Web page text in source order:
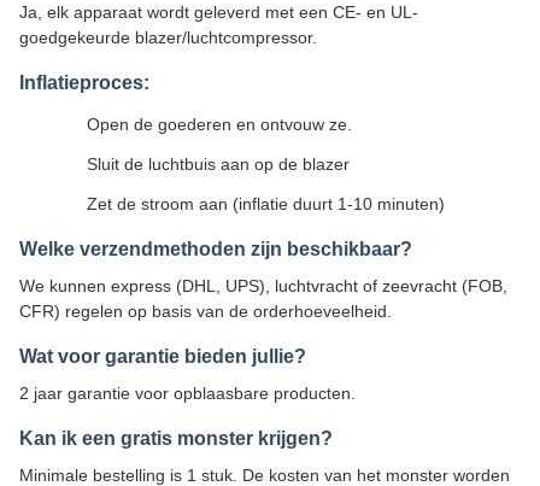
Ja, elk apparaat wordt geleverd met een CE- en UL-
goedgekeurde blazer/luchtcompressor.
Inflatieproces:
Open de goederen en ontvouw ze.
Sluit de luchtbuis aan op de blazer
Zet de stroom aan (inflatie duurt 1-10 minuten)
Welke verzendmethoden zijn beschikbaar?
We kunnen express (DHL, UPS), luchtvracht of zeevracht (FOB,
CFR) regelen op basis van de orderhoeveelheid.
Wat voor garantie bieden jullie?
2 jaar garantie voor opblaasbare producten.
Kan ik een gratis monster krijgen?
Minimale bestelling is 1 stuk. De kosten van het monster worden